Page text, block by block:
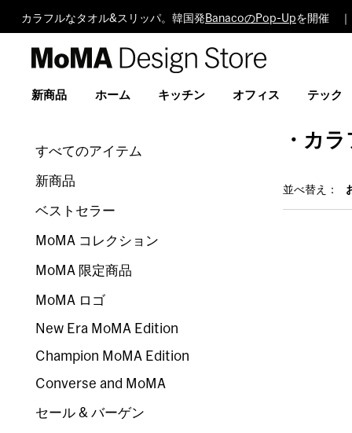
カラフルなタオル&スリッパ。韓国発 BanacoのPop-Upを開催
Design
新商品 ホーム キッチン オフィス テック
・カ
並べ替え：
すべてのアイテム
新商品
ベストセラー
MoMA コレクション
MoMA 限定商品
MoMA ロゴ
New Era MoMA Edition
Champion MoMA Edition
Converse and MoMA
セール & バーゲン